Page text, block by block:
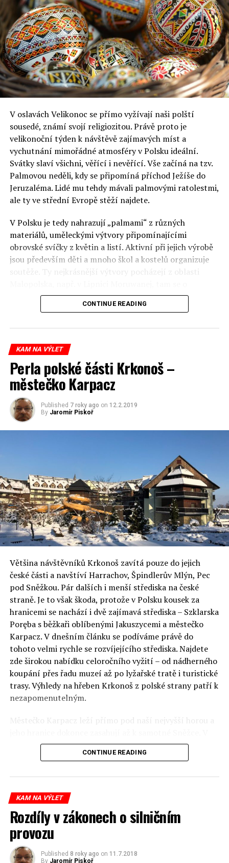
V oslavách Velikonoc se přímo vyžívají naši polští
sousedé, známí svojí religiozitou. Právě proto je
velikonoční týden k návštěvě zajímavých míst a
vychutnání mimořádné atmosféry v Polsku ideální.
Svátky slaví všichni, věřící i nevěřící. Vše začíná na tzv.
Palmovou neděli, kdy se připomíná příchod Ježíše do
Jeruzaléma. Lidé mu tehdy mávali palmovými ratolestmi,
ale ty ve střední Evropě stěží najdete.
V Polsku je tedy nahrazují „palmami“ z různých
materiálů, uměleckými výtvory připomínajícími
obrovské svíčky z květin a listí. Aktivní při jejich výrobě
jsou především děti a mnoho škol a kostelů organizuje
soutěže. Ty nejkrásnější výtvory pocházejí z oblasti
nejkrásnější palmu soutěží už 60 let. Procesí vycházející
z kostelíků své palmy představují obyvatelům měst a
KRASLICE NEBOLI PISANKI
Následující víkend v sobotu se
malované pisanki utáboří v proutěných košíčcích spolu
s kouskem chleba, dortíkem, nakrájenou šunkou či
párkem, čokoládovým zajícem a jinými dobrotami. Vše je
svých slavnostních šatech do kostela a zde si nechají
košíčky posvětit. Poté si je odnášejí domů a malé děti
zažívají opravdu slavnostní chvíle. O kousky
požehnaných potravin se lidé také společně rozdělí, aby
jim přinesly štěstí v nastávajícím roce.
Dobré jídlo nesmí ostatně během Velikonoc chybět.
Bohatě se snídá, babičky pečou voňavé bábovky,
připravují se speciální polévky se zeleninou a oblíbeným
pokrmem je jehněčí.
Celý text naflowee.cz
CONTINUE READING
KAM NA VÝLET
Perla polské části Krkonoš –
městečko Karpacz
Published 7 roky ago on 12.2.2019
By Jaromír Piskoř
Většina návštěvníků Krkonoš zavítá pouze do jejich
české části a navštíví Harrachov, Špindlerův Mlýn, Pec
pod Sněžkou. Pár dalších i menší střediska na české
straně. Je to však škoda, protože v Polsku kousek za
hranicemi se nachází i dvě zajímavá střediska – Szklarska
Poręba s běžkaři oblíbenými Jakuszycemi a městečko
Karpacz. V dnešním článku se podíváme právě do
tohoto velmi rychle se rozvíjejícího střediska. Najdete
zde širokou nabídku celoročního vyžití – od nádherného
koupání přes řadu muzeí až po lyžařské tratě i turistické
trasy. Výhledy na hřeben Krkonoš z polské strany patří k
nezapomenutelným.
Městečko Karpacz leží přímo pod naší nejvyšší horou a
současnosti zde žije asi 5 000 obyvatel, ale díky turistům
si zde připadáte jako ve velkém živoucím městě. Však
prázdninových víkendů může být příjezd a parkování
poněkud komplikovanější, ale jakmile již v Karpaczi
jednou jste, věřte, že se turisté rozptýlí.
Historie Karpacze (stejně jako sousední Szklarske
Poręby) je spojena s Valony, kteří sem přišli z oblasti
CONTINUE READING
KAM NA VÝLET
Rozdíly v zákonech o silničním
provozu
Published 8 roky ago on 11.7.2018
By Jaromír Piskoř